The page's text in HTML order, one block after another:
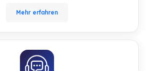
Mehr erfahren